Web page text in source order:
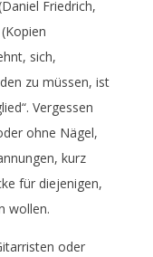
Friedrich,
sich,
zu müssen, ist
Vergessen
ohne Nägel,
kurz
für diejenigen,
wollen.
oder